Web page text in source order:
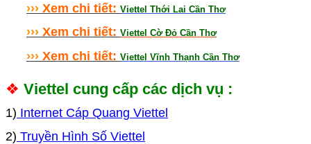
››› Xem chi tiết: Viettel Thới Lai Cần Thơ
››› Xem chi tiết: Viettel Cờ Đỏ Cần Thơ
››› Xem chi tiết: Viettel Vĩnh Thạnh Cần Thơ
❖ Viettel cung cấp các dịch vụ :
1) Internet Cáp Quang Viettel
2) Truyền Hình Số Viettel